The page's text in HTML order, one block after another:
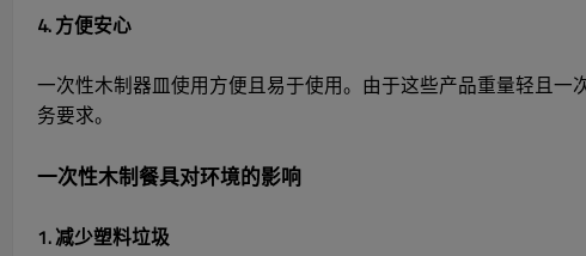
4. 方便安心
一次性木制器皿使用方便且易于使用。由于这些产品重量轻且
务要求。
一次性木制餐具对环境的影响
1. 减少塑料垃圾